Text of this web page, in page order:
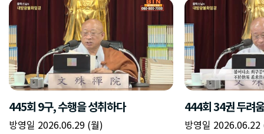
445회 9구, 수행을 성취하다
방영일 2026.06.29 (월)
444회 34권 두려
방영일 2026.06.22